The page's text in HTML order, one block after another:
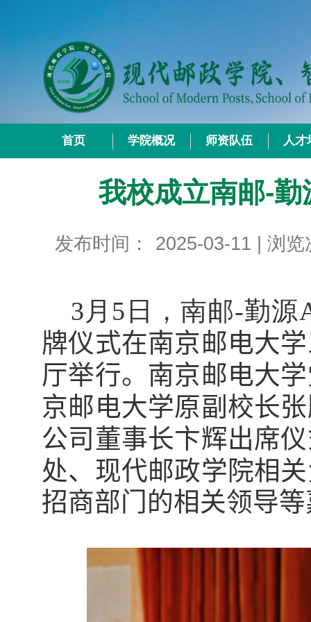
首页 学院概况 师资队伍 人才
我校成立南邮-
发布时间： 2025-03-11 | 浏
3 月 5 日，南邮-勤源
牌仪式在南京邮电大学
厅举行。 南京邮电大
京邮电大学原副校长
公司 董事长卞辉出席
处、现代邮政学院相
招商部门的相关领导